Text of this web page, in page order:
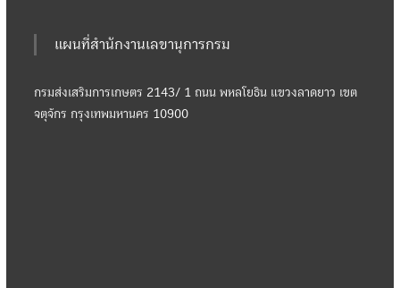
แผนที่สำนักงานเลขานุการกรม
กรมส่งเสริมการเกษตร 2143/ 1 ถนน พหลโยธิน แขวงลาดยาว เขต
จตุจักร กรุงเทพมหานคร 10900